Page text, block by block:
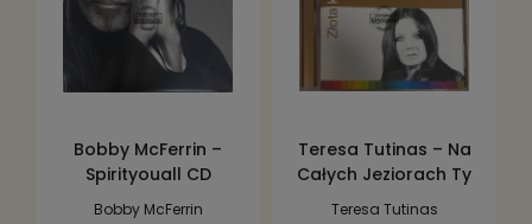
Bobby McFerrin –
Spirityouall CD
Bobby McFerrin
Teresa Tutinas – Na
Całych Jeziorach Ty
CD
Teresa Tutinas